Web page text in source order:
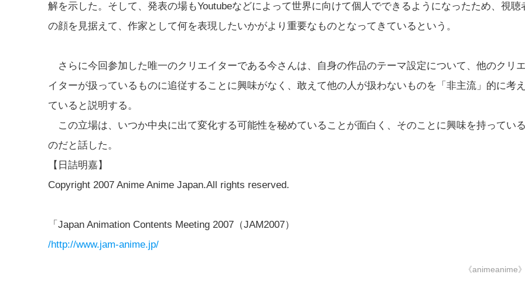
解を示した。そして、発表の場もYoutubeなどによって世界に向けて個人でできるようになったため、視聴
の顔を見据えて、作家として何を表現したいかがより重要なものとなってきているという。
さらに今回参加した唯一のクリエイターである今さんは、自身の作品のテーマ設定について、他のクリエ
イターが扱っているものに追従することに興味がなく、敢えて他の人が扱わないものを「非主流」的に考え
ていると説明する。
この立場は、いつか中央に出て変化する可能性を秘めていることが面白く、そのことに興味を持っている
のだと話した。
【日詰明嘉】
Copyright 2007 Anime Anime Japan.All rights reserved.
「Japan Animation Contents Meeting 2007（JAM2007）
/http://www.jam-anime.jp/
《animeanime》